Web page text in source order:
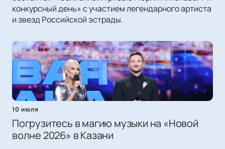
конкурсный день» с участием легендарного артиста
и звезд Российской эстрады.
10 июля
Погрузитесь в магию музыки на «Новой
волне 2026» в Казани